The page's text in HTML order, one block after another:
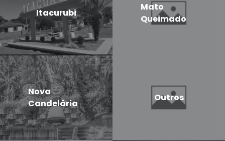
Itacurubi
Mato
Queimado
Nova
Candelária
Outros